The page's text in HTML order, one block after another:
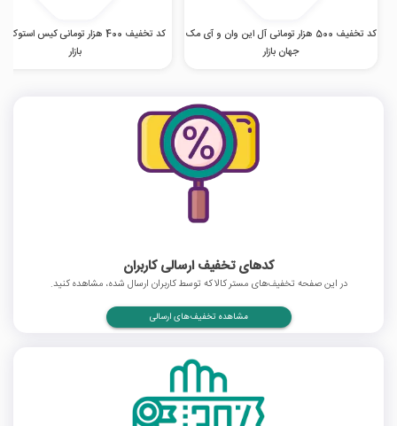
کد تخفیف 500 هزار تومانی آل این وان و آی مک
جهان بازار
کد تخفیف 400 هزار تومانی کیس
بازار
کدهای تخفیف ارسالی کاربران
در این صفحه تخفیف‌های مستر کالا که توسط کاربران ارسال شده، مشاهده کنید.
مشاهده تخفیف‌های ارسالی